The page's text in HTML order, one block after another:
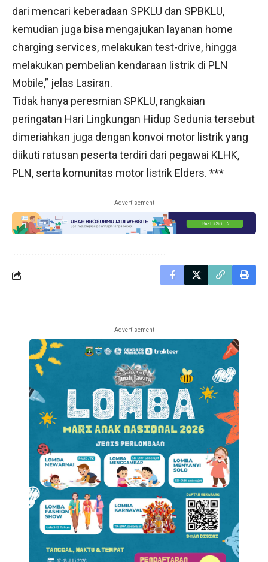
dari mencari keberadaan SPKLU dan SPBKLU,
kemudian juga bisa mengajukan layanan home
charging services, melakukan test-drive, hingga
melakukan pembelian kendaraan listrik di PLN
Mobile,” jelas Lasiran.
Tidak hanya peresmian SPKLU, rangkaian
peringatan Hari Lingkungan Hidup Sedunia tersebut
dimeriahkan juga dengan konvoi motor listrik yang
diikuti ratusan peserta terdiri dari pegawai KLHK,
PLN, serta komunitas motor listrik Elders. ***
- Advertisement -
- Advertisement -